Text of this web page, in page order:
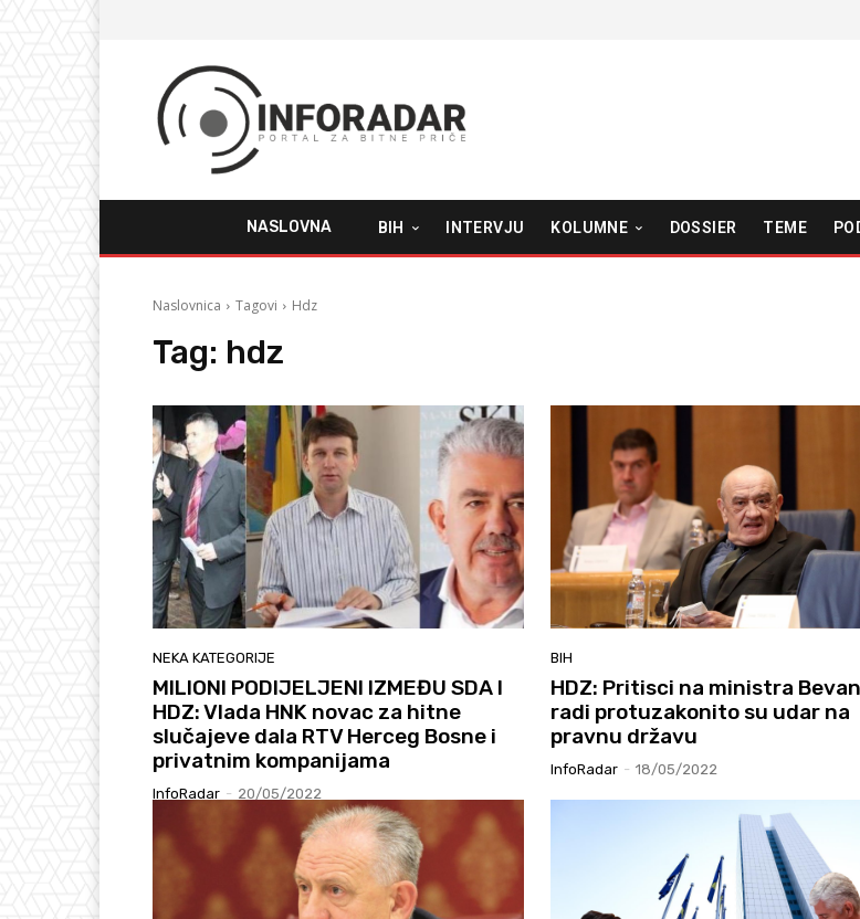
NASLOVNA BIH INTERVJU KOLUMNE DOSSIER TEME
Naslovnica Tagovi Hdz
Tag: hdz
NEKA KATEGORIJE
MILIONI PODIJELJENI IZMEĐU SDA I
HDZ: Vlada HNK novac za hitne
slučajeve dala RTV Herceg Bosne i
privatnim kompanijama
InfoRadar - 20/05/2022
BIH
HDZ: Pritisci na ministra
radi protuzakonito su udar na
pravnu državu
InfoRadar - 18/05/2022